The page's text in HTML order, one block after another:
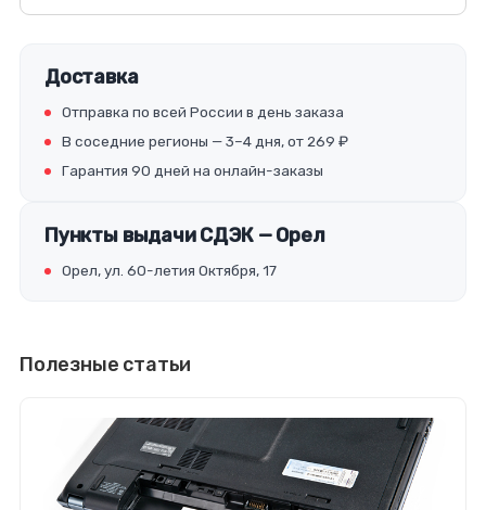
Доставка
Отправка по всей России в день заказа
В соседние регионы — 3–4 дня, от 269 ₽
Гарантия 90 дней на онлайн-заказы
Пункты выдачи СДЭК — Орел
Орел, ул. 60-летия Октября, 17
Полезные статьи